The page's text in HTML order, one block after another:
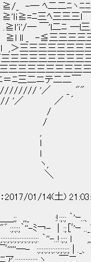
ヽﾆﾆﾆ
三l￣￣ｉ
─l三三三
三三三
三三三
三三三三ﾆ
三三三
二二￣
／ _ ""
'／ ／
／
////
l l
l
l /
/ /
/ ＼
2017/01/14(土)
_＿＿;;
゛ :;:;:;｀''-ﾐ￢-
｀''-
:;:;:;:;:;::;:;:;:; |